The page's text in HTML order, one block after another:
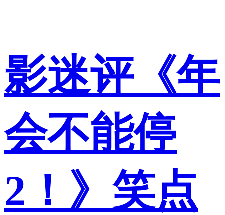
影迷评《年
会不能停
2！》笑点